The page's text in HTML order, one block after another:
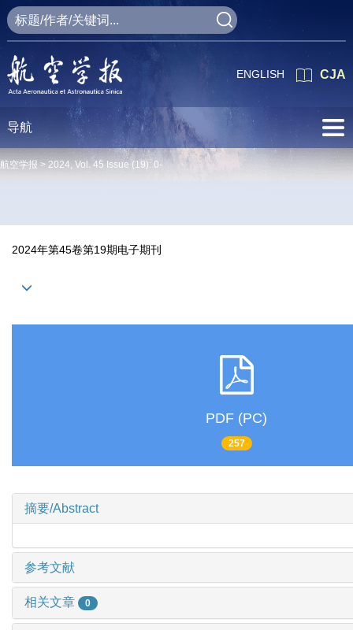
CJA
ENGLISH
导航
航空学报 > 2024, Vol. 45 Issue (19): 0-
2024年第45卷第19期电子期刊
PDF (PC)
257
摘要/Abstract
参考文献
相关文章 0